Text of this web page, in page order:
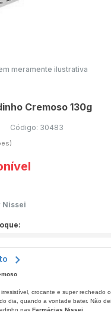
meramente ilustrativa
Cremoso 130g
Código: 30483
Nissei
crocante e super recheado
dia, quando a vontade bater. Não
nas Farmácias Nissei